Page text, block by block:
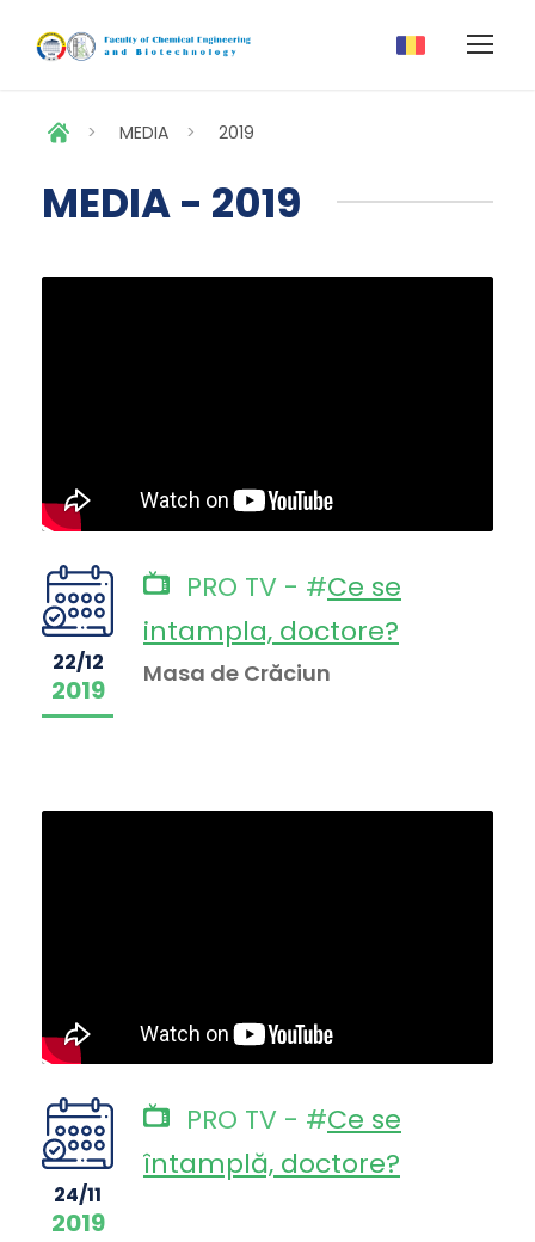
> MEDIA > 2019
MEDIA - 2019
22/12
2019
PRO TV - #Ce se
intampla, doctore?
Masa de Crăciun
24/11
2019
PRO TV - #Ce se
întamplă, doctore?